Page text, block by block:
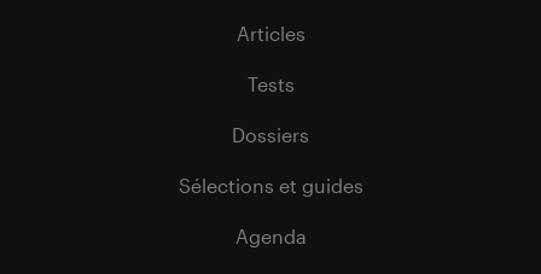
Articles
Tests
Dossiers
Sélections et guides
Agenda